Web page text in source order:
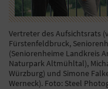
Vertreter des Aufsichtsrats
Fürstenfeldbruck,
(Seniorenheime Landkreis
Naturpark Altmühltal),
Würzburg) und Simone
Werneck). Foto: Steel